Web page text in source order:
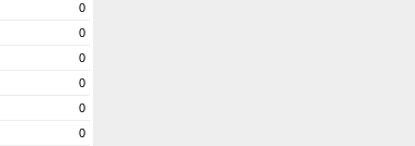
0
0
0
0
0
0